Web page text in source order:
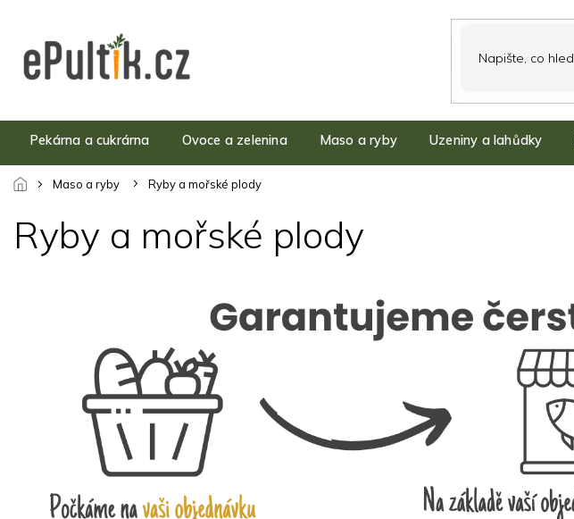
obsah
Pekárna a cukrárna Ovoce a zelenina Maso a ryby Uzeniny a lahůdky
Maso a ryby Ryby a mořské plody
Ryby a mořské plody